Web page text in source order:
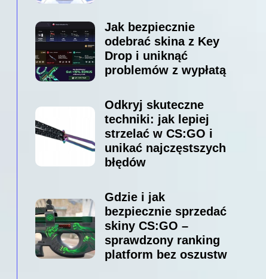
Jak bezpiecznie
odebrać skina z Key
Drop i uniknąć
problemów z wypłatą
Odkryj skuteczne
techniki: jak lepiej
strzelać w CS:GO i
unikać najczęstszych
błędów
Gdzie i jak
bezpiecznie sprzedać
skiny CS:GO –
sprawdzony ranking
platform bez oszustw